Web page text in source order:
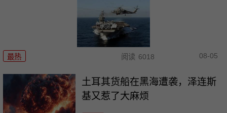
最热 阅读 6018 08-05
土耳其货船在黑海遭袭，泽连斯
基又惹了大麻烦